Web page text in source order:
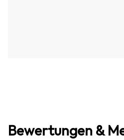
Bewertungen &